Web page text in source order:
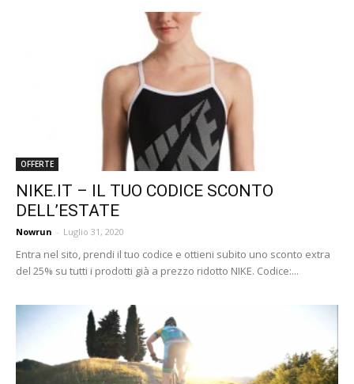
OFFERTE
NIKE.IT – IL TUO CODICE SCONTO
DELL’ESTATE
Nowrun - Luglio 31, 2020
Entra nel sito, prendi il tuo codice e ottieni subito uno sconto extra
del 25% su tutti i prodotti già a prezzo ridotto NIKE. Codice:...